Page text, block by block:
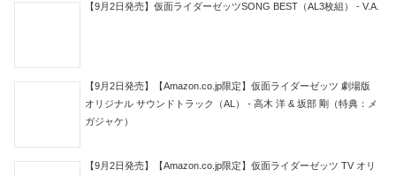
【9月2日発売】仮面ライダーゼッツSONG BEST（AL3枚組） - V.A.
【9月2日発売】【Amazon.co.jp限定】仮面ライダーゼッツ 劇場版
オリジナル サウンドトラック（AL） - 高木 洋 & 坂部 剛（特典：メ
ガジャケ）
【9月2日発売】【Amazon.co.jp限定】仮面ライダーゼッツ TV オリ